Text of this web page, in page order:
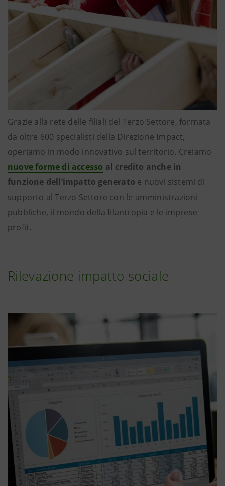
Grazie alla rete delle filiali del Terzo Settore, formata
da oltre 600 specialisti della Direzione Impact,
operiamo in modo innovativo sul territorio. Creiamo
nuove forme di accesso al credito anche in
funzione dell’impatto generato e nuovi sistemi di
supporto al Terzo Settore con le amministrazioni
pubbliche, il mondo della filantropia e le imprese
profit.
Rilevazione impatto sociale